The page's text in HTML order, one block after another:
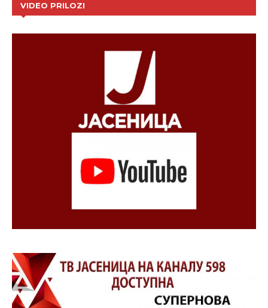
VIDEO PRILOZI